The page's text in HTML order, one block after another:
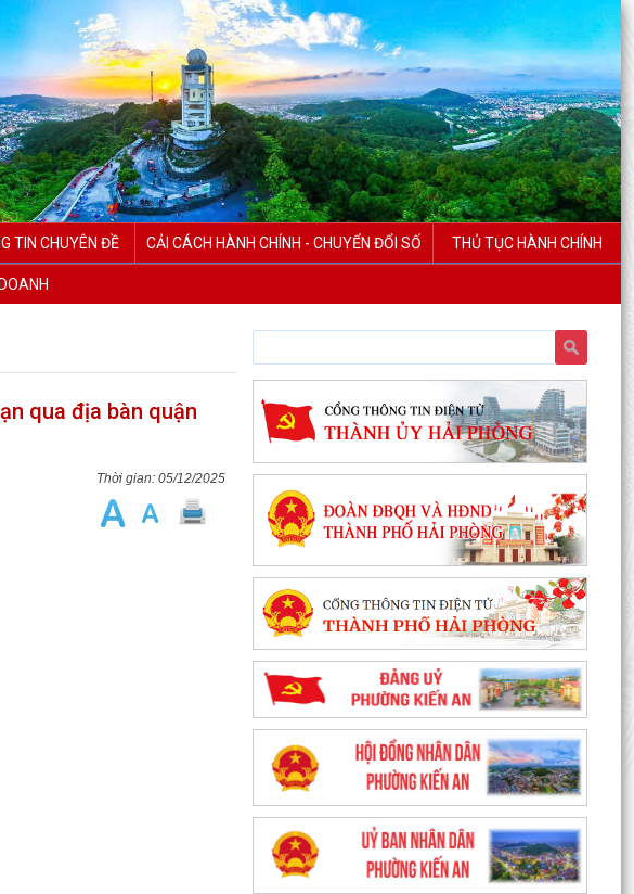
TIN CHUYÊN ĐỀ CẢI CÁCH HÀNH CHÍNH - CHUYỂN ĐỔI SỐ THỦ TỤC HÀNH CHÍNH
qua địa bàn quận
05/12/2025